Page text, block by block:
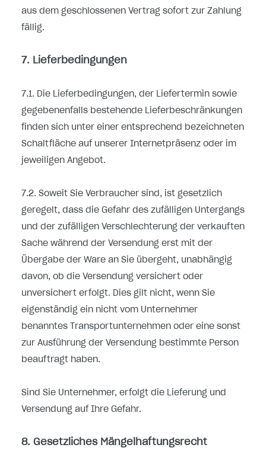
aus dem geschlossenen Vertrag sofort zur Zahlung
fällig.
7. Lieferbedingungen
7.1. Die Lieferbedingungen, der Liefertermin sowie
gegebenenfalls bestehende Lieferbeschränkungen
finden sich unter einer entsprechend bezeichneten
Schaltfläche auf unserer Internetpräsenz oder im
jeweiligen Angebot.
7.2. Soweit Sie Verbraucher sind, ist gesetzlich
geregelt, dass die Gefahr des zufälligen Untergangs
und der zufälligen Verschlechterung der verkauften
Sache während der Versendung erst mit der
Übergabe der Ware an Sie übergeht, unabhängig
davon, ob die Versendung versichert oder
unversichert erfolgt. Dies gilt nicht, wenn Sie
eigenständig ein nicht vom Unternehmer
benanntes Transportunternehmen oder eine sonst
zur Ausführung der Versendung bestimmte Person
beauftragt haben.
Sind Sie Unternehmer, erfolgt die Lieferung und
Versendung auf Ihre Gefahr.
8. Gesetzliches Mängelhaftungsrecht